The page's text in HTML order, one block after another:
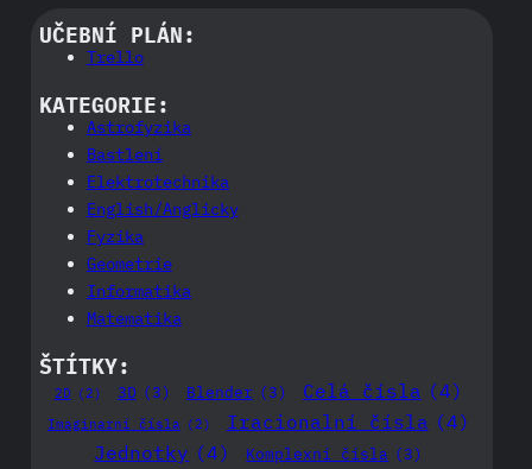
UČEBNÍ PLÁN:
Trello
KATEGORIE:
Astrofyzika
Bastlení
Elektrotechnika
English/Anglicky
Fyzika
Geometrie
Informatika
Matematika
ŠTÍTKY:
2D (2) 3D (3) Blender (3) Celá čísla (4)
Imaginarní čísla (2) Iracionalní čísla (4)
Jednotky (4) Komplexní čísla (3)